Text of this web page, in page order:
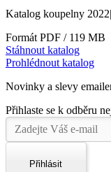
Katalog koupelny
Formát PDF / 119 MB
Stáhnout katalog
Prohlédnout katalog
Novinky a slevy
Přihlaste se k odběru
Přihlásit